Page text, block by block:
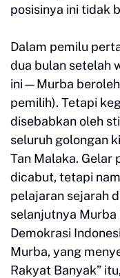
posisinya ini tidak
Dalam pemilu
dua bulan setelah
ini—Murba beroleh
pemilih). Tetapi
disebabkan oleh
seluruh golongan
Tan Malaka. Gelar
dicabut, tetapi
pelajaran sejarah
selanjutnya
Demokrasi
Murba, yang
Rakyat Banyak”